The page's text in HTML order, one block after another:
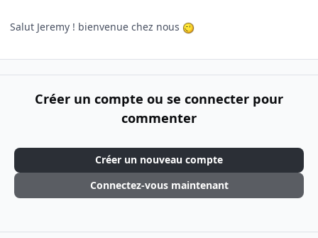
Salut Jeremy ! bienvenue chez nous
Créer un compte ou se connecter pour
commenter
Créer un nouveau compte
Connectez-vous maintenant